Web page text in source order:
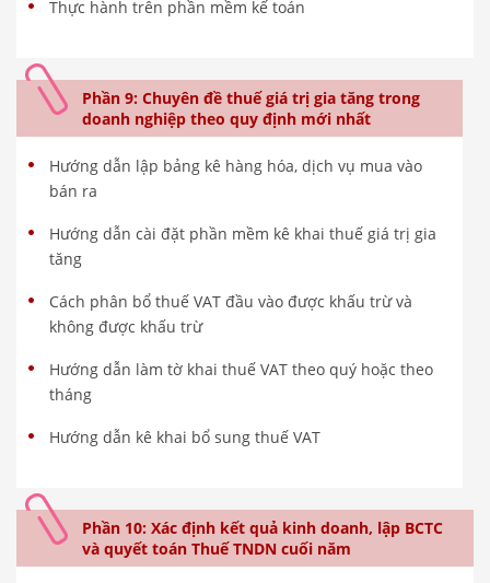
Thực hành trên phần mềm kế toán
Phần 9: Chuyên đề thuế giá trị gia tăng trong
doanh nghiệp theo quy định mới nhất
Hướng dẫn lập bảng kê hàng hóa, dịch vụ mua vào
bán ra
Hướng dẫn cài đặt phần mềm kê khai thuế giá trị gia
tăng
Cách phân bổ thuế VAT đầu vào được khấu trừ và
không được khấu trừ
Hướng dẫn làm tờ khai thuế VAT theo quý hoặc theo
tháng
Hướng dẫn kê khai bổ sung thuế VAT
Phần 10: Xác định kết quả kinh doanh, lập BCTC
và quyết toán Thuế TNDN cuối năm